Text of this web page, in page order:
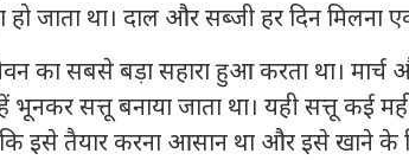
जाता था। दाल और सब्जी हर दिन मिलना
जीवन का सबसे बड़ा सहारा हुआ करता था।
भूनकर सत्तू बनाया जाता था। यही सत्तू कई
इसे तैयार करना आसान था और इसे खाने के